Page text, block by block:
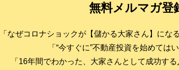
無料メルマガ登
「なぜコロナショックが【儲かる大家さん】にな
「“今すぐに”不動産投資を始めては
「16年間でわかった、大家さんとして成功する